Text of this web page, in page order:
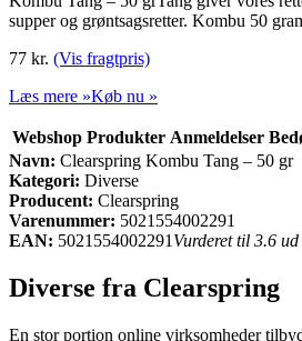
supper og grøntsagsretter. Kombu 50
77 kr. (Vis fragtpris)
Læs mere »Køb nu »
Webshop Produkter Anmeldelser
Navn: Clearspring Kombu Tang – 50 gr
Kategori: Diverse
Producent: Clearspring
Varenummer: 5021554002291
EAN: 5021554002291 Vurderet til 3.6
Diverse fra Clearspring
En stor portion online virksomheder